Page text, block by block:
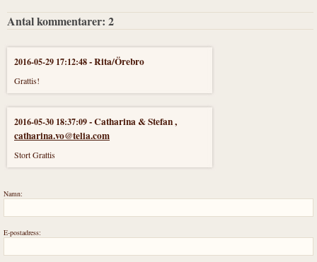
Antal kommentarer: 2
2016-05-29 17:12:48-Rita/Örebro
Grattis!
2016-05-30 18:37:09-Catharina & Stefan,
catharina.vo@telia.com
Stort Grattis
Namn:
E-postadress: